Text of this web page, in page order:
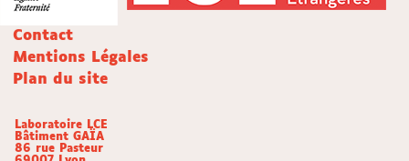
Contact
Mentions Légales
Plan du site
Laboratoire LCE
Bâtiment GAÏA
86 rue Pasteur